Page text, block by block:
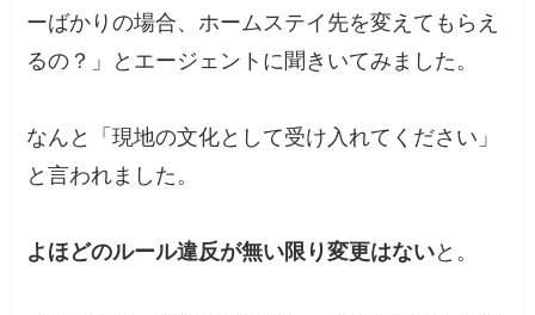
ーばかりの場合、ホームステイ先を変えてもらえ
るの？」とエージェントに聞きいてみました。
なんと「現地の文化として受け入れてください」
と言われました。
よほどのルール違反が無い限り変更はないと。